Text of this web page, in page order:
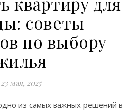
советы
по выбору
23 мая, 2025